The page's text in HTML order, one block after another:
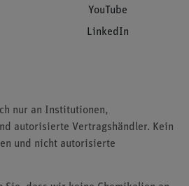
YouTube
LinkedIn
nur an Institutionen,
autorisierte Vertragshändler. Kein
und nicht autorisierte